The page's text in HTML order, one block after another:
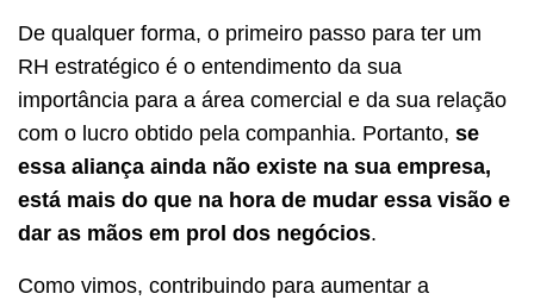
De qualquer forma, o primeiro passo para ter um
RH estratégico é o entendimento da sua
importância para a área comercial e da sua relação
com o lucro obtido pela companhia. Portanto, se
essa aliança ainda não existe na sua empresa,
está mais do que na hora de mudar essa visão e
dar as mãos em prol dos negócios.
Como vimos, contribuindo para aumentar a